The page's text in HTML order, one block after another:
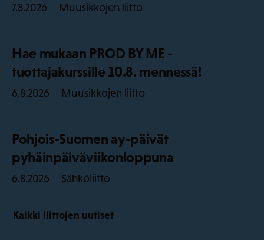
7.8.2026 Muusikkojen liitto
Hae mukaan PROD BY ME -
tuottajakurssille 10.8. mennessä!
6.8.2026 Muusikkojen liitto
Pohjois-Suomen ay-päivät
pyhäinpäiväviikonloppuna
6.8.2026 Sähköliitto
Kaikki liittojen uutiset